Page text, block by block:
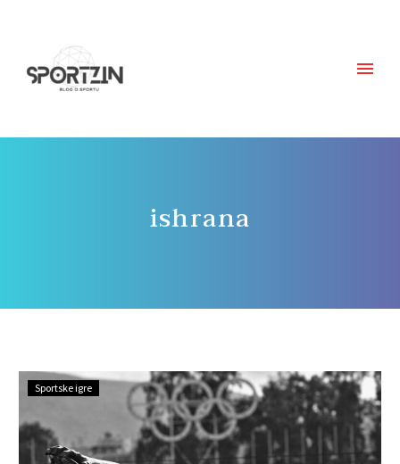
ishrana
Sportske igre